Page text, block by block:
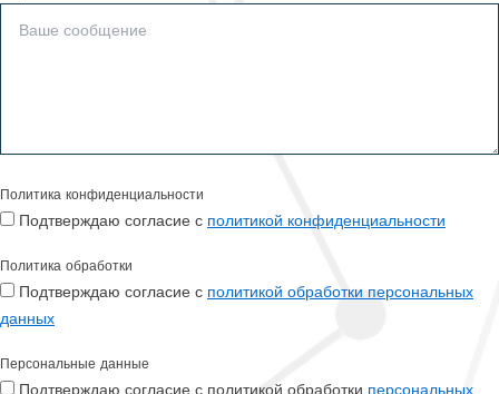
Политика конфиденциальности
Подтверждаю согласие с политикой конфиденциальности
Политика обработки
Подтверждаю согласие с политикой обработки персональных
данных
Персональные данные
Подтверждаю согласие с политикой обработки персональных